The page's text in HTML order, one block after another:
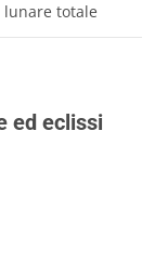
lunare totale
ed eclissi